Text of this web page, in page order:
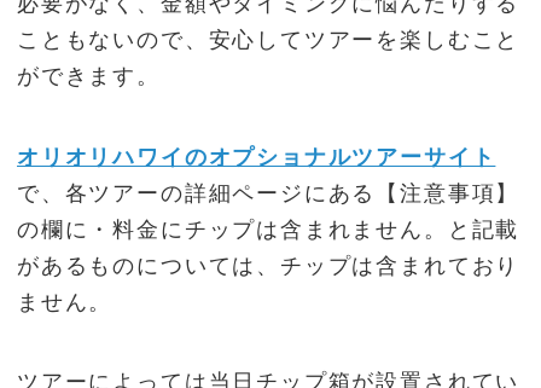
こともないので、安心してツアーを楽しむこと
ができます。
オリオリハワイのオプショナルツアーサイト
で、各ツアーの詳細ページにある【注意事項】
の欄に・料金にチップは含まれません。と記載
があるものについては、チップは含まれており
ません。
ツアーによっては当日チップ箱が設置されてい